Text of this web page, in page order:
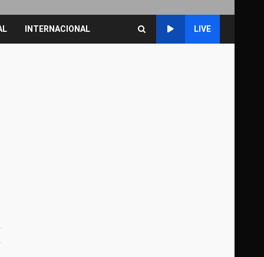
INTERNACIONAL LIVE